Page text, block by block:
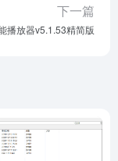
下一篇
播放器v5.1.53精简版